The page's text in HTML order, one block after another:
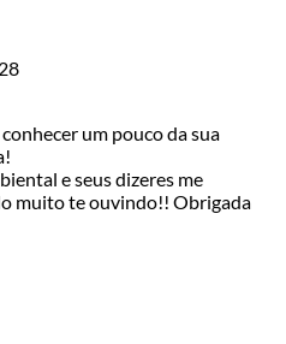
um pouco da sua
e seus dizeres me
muito te ouvindo!! Obrigada